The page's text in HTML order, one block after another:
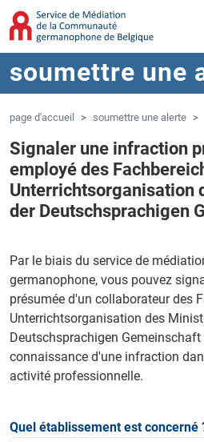
Aller au contenu principal
Sauter à la navigation
soumettre une
page d'accueil soumettre une alerte
Signaler une infraction
employé des
Unterrichtsorganisation
der Deutschsprachigen
Par le biais du service de
germanophone, vous pouvez
présumée d'un collaborateur des
Unterrichtsorganisation des
Deutschsprachigen
connaissance d'une infraction
activité professionnelle.
Quel établissement est concerné